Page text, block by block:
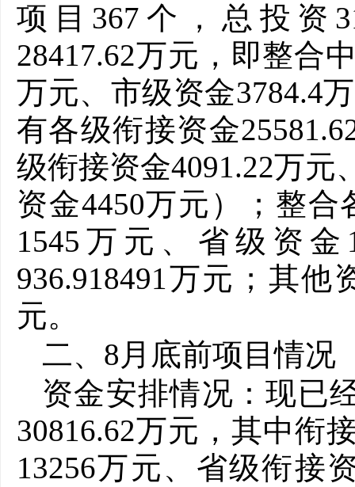
项目367个，总投资
28417.62万元，即整合
万元、市级资金3784.4
有各级衔接资金
级衔接资金4091.22万元
资金4450万元）；整
1545万元、省级资
936.918491万元；其他
元。
二、8月底前项目情况
资金安排情况：现已
30816.62万元，其中衔
13256万元、省级衔接